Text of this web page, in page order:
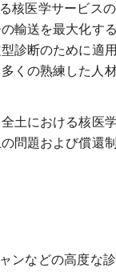
核医学サービス
輸送を最大化す
診断のために適
くの熟練した人
土における核医
問題および償還
ンなどの高度な